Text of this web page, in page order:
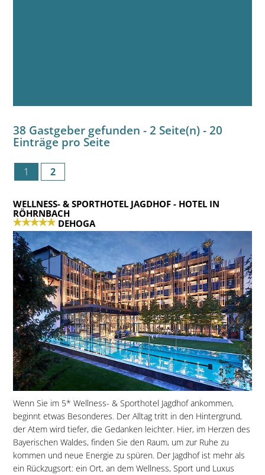
38 Gastgeber gefunden - 2 Seite(n) - 20
Einträge pro Seite
1 2
WELLNESS- & SPORTHOTEL JAGDHOF- HOTEL IN
RÖHRNBACH
DEHOGA
Wenn Sie im 5* Wellness- & Sporthotel Jagdhof ankommen,
beginnt etwas Besonderes. Der Alltag tritt in den Hintergrund,
der Atem wird tiefer, die Gedanken leichter. Hier, im Herzen des
Bayerischen Waldes, finden Sie den Raum, um zur Ruhe zu
kommen und neue Energie zu spüren. Der Jagdhof ist mehr als
ein Rückzugsort: ein Ort, an dem Wellness, Sport und Luxus